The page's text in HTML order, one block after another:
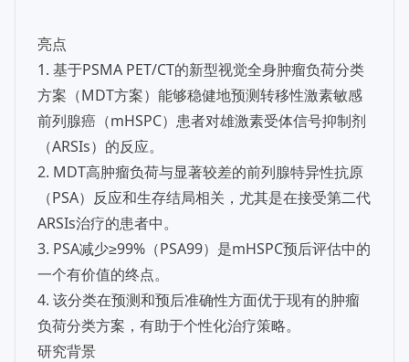
亮点
1. 基于PSMA PET/CT的新型视觉全身肿瘤负荷分类
方案（MDT方案）能够稳健地预测转移性激素敏感
前列腺癌（mHSPC）患者对雄激素受体信号抑制剂
（ARSIs）的反应。
2. MDT高肿瘤负荷与显著较差的前列腺特异性抗原
（PSA）反应和生存结局相关，尤其是在接受第二代
ARSIs治疗的患者中。
3. PSA减少≥99%（PSA99）是mHSPC预后评估中的
一个有价值的终点。
4. 该分类在预测和预后准确性方面优于现有的肿瘤
负荷分类方案，有助于个性化治疗策略。
研究背景